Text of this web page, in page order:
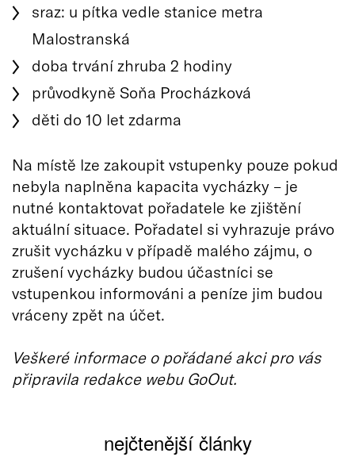
sraz: u pítka vedle stanice metra
Malostranská
doba trvání zhruba 2 hodiny
průvodkyně Soňa Procházková
děti do 10 let zdarma
Na místě lze zakoupit vstupenky pouze pokud
nebyla naplněna kapacita vycházky – je
nutné kontaktovat pořadatele ke zjištění
aktuální situace. Pořadatel si vyhrazuje právo
zrušit vycházku v případě malého zájmu, o
zrušení vycházky budou účastníci se
vstupenkou informováni a peníze jim budou
vráceny zpět na účet.
Veškeré informace o pořádané akci pro vás
připravila redakce webu GoOut.
nejčtenější články